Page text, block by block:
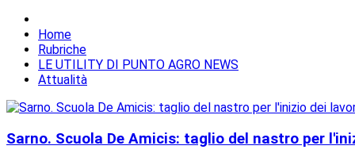
Home
Rubriche
LE UTILITY DI PUNTO AGRO NEWS
Attualità
Sarno. Scuola De Amicis: taglio del nastro per